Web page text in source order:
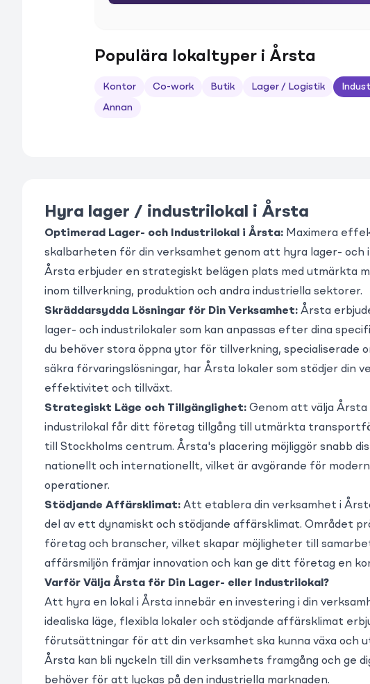
Populära lokaltyper i Årsta
Kontor Co-work Butik Lager / Logistik
Annan
Hyra lager / industrilokal i Årsta
Optimerad Lager- och Industrilokal i Årsta: Maximera
skalbarheten för din verksamhet genom att hyra lager- och
Årsta erbjuder en strategiskt belägen plats med utmärkta
inom tillverkning, produktion och andra industriella sektorer.
Skräddarsydda Lösningar för Din Verksamhet: Årsta
lager- och industrilokaler som kan anpassas efter dina
du behöver stora öppna ytor för tillverkning, specialiserade
säkra förvaringslösningar, har Årsta lokaler som stödjer din
effektivitet och tillväxt.
Strategiskt Läge och Tillgänglighet: Genom att välja
industrilokal får ditt företag tillgång till utmärkta
till Stockholms centrum. Årsta's placering möjliggör snabb
nationellt och internationellt, vilket är avgörande för
operationer.
Stödjande Affärsklimat: Att etablera din verksamhet i
del av ett dynamiskt och stödjande affärsklimat. Området
företag och branscher, vilket skapar möjligheter till
affärsmiljön främjar innovation och kan ge ditt företag en
Varför Välja Årsta för Din Lager- eller Industrilokal?
Att hyra en lokal i Årsta innebär en investering i din
idealiska läge, flexibla lokaler och stödjande affärsklimat
förutsättningar för att din verksamhet ska kunna växa och
Årsta kan bli nyckeln till din verksamhets framgång och ge
behöver för att lyckas på den industriella marknaden.